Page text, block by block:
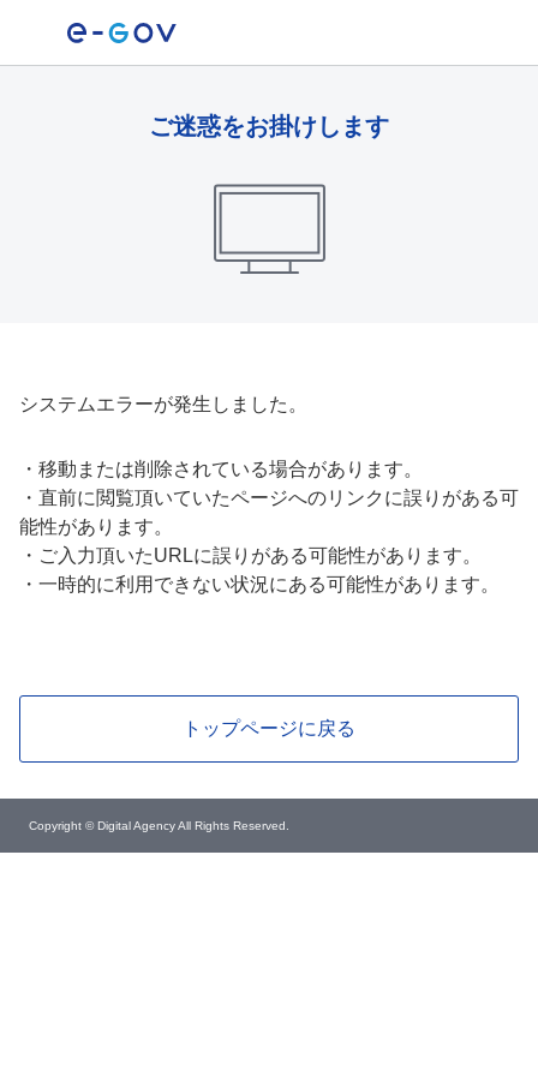
ご迷惑をお掛けします
システムエラーが発生しました。
・ 移動または削除されている場合があります。
・ 直前に閲覧頂いていたページへのリンクに誤りがある可
能性があります。
・ ご入力頂いたURLに誤りがある可能性があります。
・ 一時的に利用できない状況にある可能性があります。
トップページに戻る
Copyright © Digital Agency All Rights Reserved.